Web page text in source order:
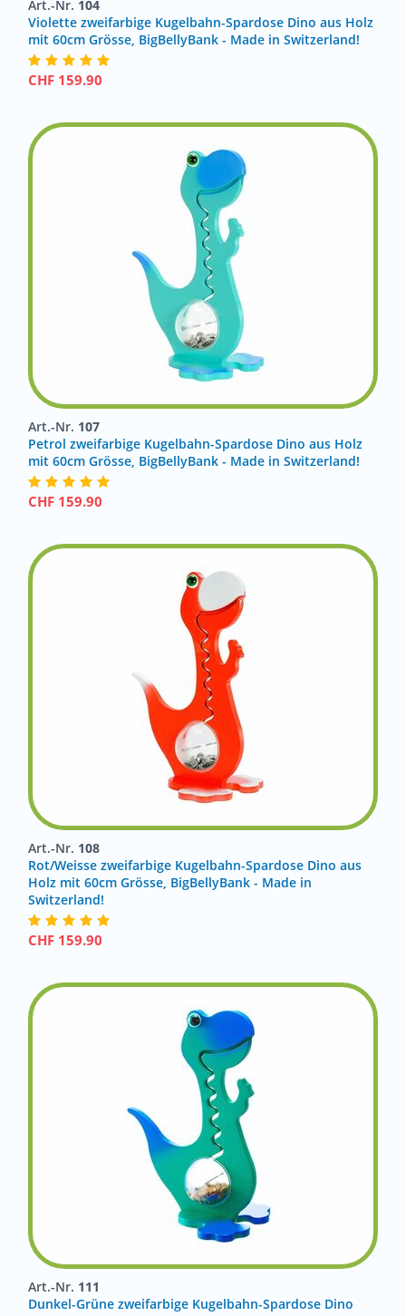
Art.-Nr. 104
Violette zweifarbige Kugelbahn-Spardose Dino aus Holz
mit 60cm Grösse, BigBellyBank - Made in Switzerland!
CHF 159.90
Art.-Nr. 107
Petrol zweifarbige Kugelbahn-Spardose Dino aus Holz
mit 60cm Grösse, BigBellyBank - Made in Switzerland!
CHF 159.90
Art.-Nr. 108
Rot/Weisse zweifarbige Kugelbahn-Spardose Dino aus
Holz mit 60cm Grösse, BigBellyBank - Made in
Switzerland!
CHF 159.90
Art.-Nr. 111
Dunkel-Grüne zweifarbige Kugelbahn-Spardose Dino